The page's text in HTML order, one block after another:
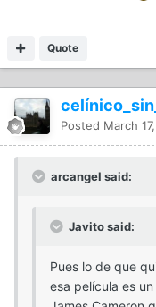
Quote
Posted March
arcangel said:
Javito said:
Pues lo de que
esa película es